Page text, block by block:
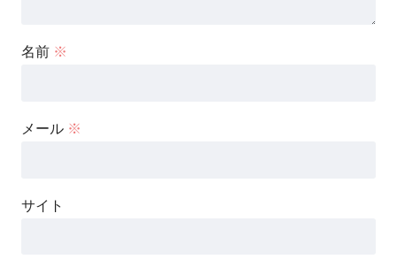
名前 ※
メール ※
サイト